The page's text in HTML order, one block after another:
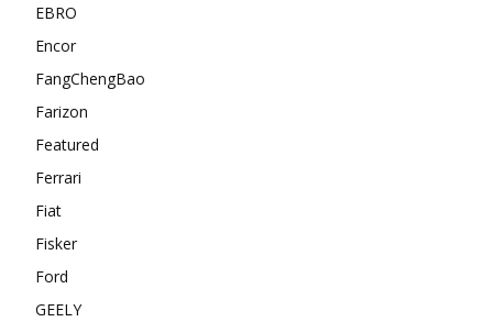
EBRO
Encor
FangChengBao
Farizon
Featured
Ferrari
Fiat
Fisker
Ford
GEELY